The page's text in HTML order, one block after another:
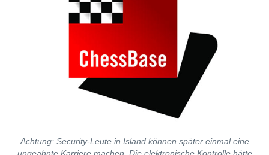
Achtung: Security-Leute in Island können später einmal eine
ungeahnte Karriere machen. Die elektronische Kontrolle hätte